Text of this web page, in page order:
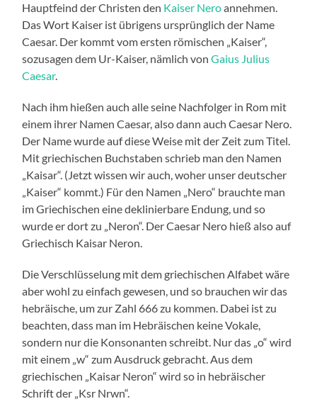
Hauptfeind der Christen den Kaiser Neroannehmen.
Das Wort Kaiser ist übrigens ursprünglich der Name
Caesar. Der kommt vom ersten römischen „Kaiser“,
sozusagen dem Ur-Kaiser, nämlich vonGaius Julius
Caesar.
Nach ihm hießen auch alle seine Nachfolger in Rom mit
einem ihrer Namen Caesar, also dann auch Caesar Nero.
Der Name wurde auf diese Weise mit der Zeit zum Titel.
Mit griechischen Buchstaben schrieb man den Namen
„Kaisar“. (Jetzt wissen wir auch, woher unser deutscher
„Kaiser“ kommt.) Für den Namen „Nero“ brauchte man
im Griechischen eine deklinierbare Endung, und so
wurde er dort zu „Neron“. Der Caesar Nero hieß also auf
Griechisch Kaisar Neron.
Die Verschlüsselung mit dem griechischen Alfabet wäre
aber wohl zu einfach gewesen, und so brauchen wir das
hebräische, um zur Zahl 666 zu kommen. Dabei ist zu
beachten, dass man im Hebräischen keine Vokale,
sondern nur die Konsonanten schreibt. Nur das „o“ wird
mit einem „w“ zum Ausdruck gebracht. Aus dem
griechischen „Kaisar Neron“ wird so in hebräischer
Schrift der „Ksr Nrwn“.